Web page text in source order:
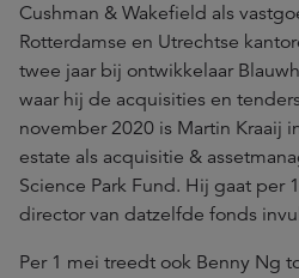
Cushman & Wakefield als
Rotterdamse en Utrechtse
twee jaar bij ontwikkelaar
waar hij de acquisities en
november 2020 is Martin Kraaij
estate als acquisitie &
Science Park Fund. Hij gaat per
director van datzelfde fonds
Per 1 mei treedt ook Benny Ng